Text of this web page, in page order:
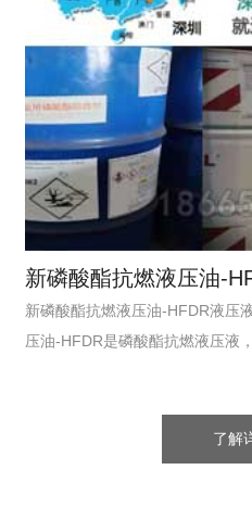
新磷酸酯抗燃液压油-HFDR液压
压油-HFDR是磷酸酯抗燃液压液
了解